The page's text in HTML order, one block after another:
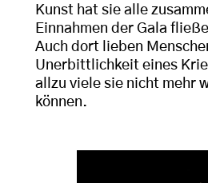
Kunst hat sie alle
Einnahmen der Gala
Auch dort lieben
Unerbittlichkeit eines
allzu viele sie nicht mehr
können.